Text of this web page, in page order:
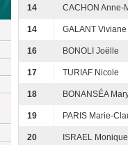
14 CACHON Anne-
14 GALANT Viviane
16 BONOLI Joëlle
17 TURIAF Nicole
18 BONANSÉA
19 PARIS Marie-
20 ISRAEL Monique